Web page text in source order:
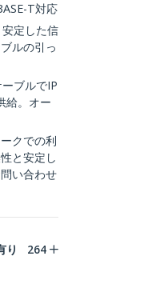
T対応
定した信
ルの引っ
ブルでIP
給。オー
クでの利
と安定し
い合わせ
り 264